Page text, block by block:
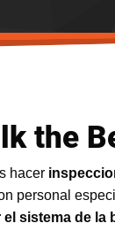
the
hacer
personal
sistema de la